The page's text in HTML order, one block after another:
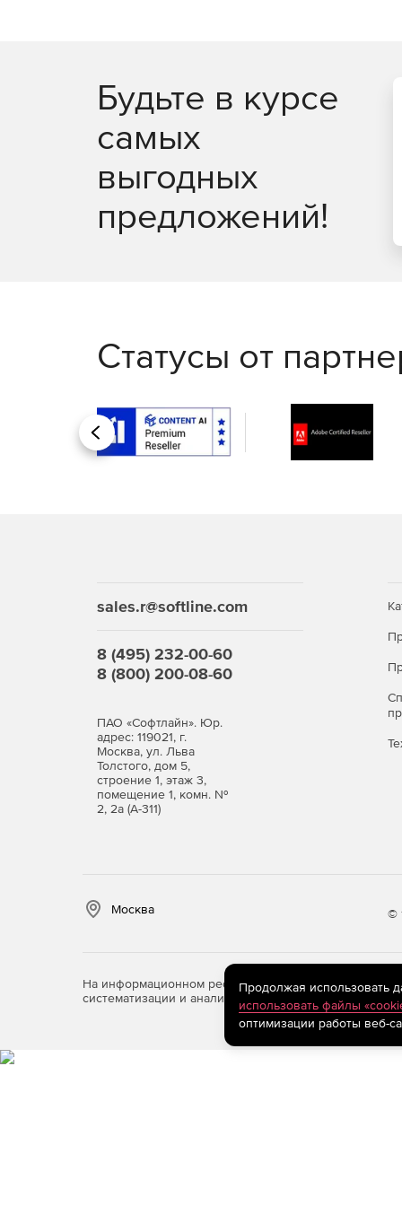
Встроенные средства отказоустойчивости,
копирование и восстановление без полной
СУБД внесена в реестр отечественного
российского законодательства, доступна
Будьте в курсе
самых
выгодных
предложений!
Статусы от
Назад
sales.r@softline.com
8 (495) 232-00-60
8 (800) 200-08-60
ПАО «Софтлайн». Юр.
адрес: 119021, г.
Москва, ул. Льва
Толстого, дом 5,
строение 1, этаж 3,
помещение 1, комн. №
2, 2а (А-311)
Москва ©
На информационном ресурсе store.softline.ru
систематизации и анализа сведений, относящихся
Продолжая использовать
использовать файлы
оптимизации работы веб-